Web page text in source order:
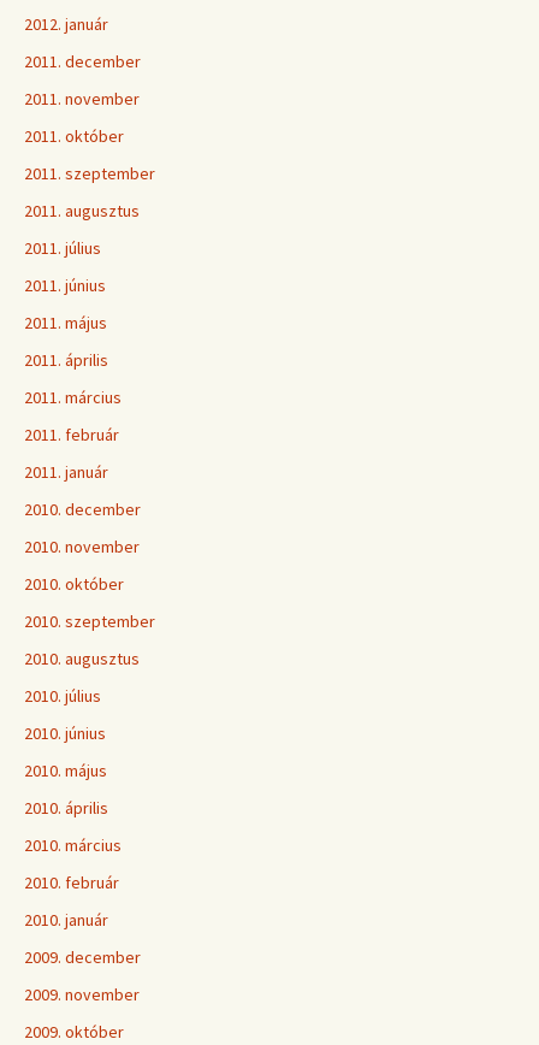
2012. január
2011. december
2011. november
2011. október
2011. szeptember
2011. augusztus
2011. július
2011. június
2011. május
2011. április
2011. március
2011. február
2011. január
2010. december
2010. november
2010. október
2010. szeptember
2010. augusztus
2010. július
2010. június
2010. május
2010. április
2010. március
2010. február
2010. január
2009. december
2009. november
2009. október